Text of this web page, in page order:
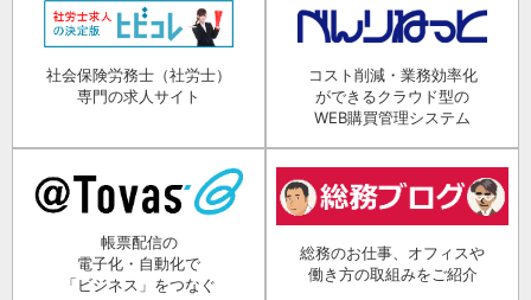
社会保険労務士（社労士）
専門の求人サイト
コスト削減・業務効率化
ができるクラウド型の
WEB購買管理システム
帳票配信の
電子化・自動化で
「ビジネス」をつなぐ
総務のお仕事、オフィスや
働き方の取組みをご紹介